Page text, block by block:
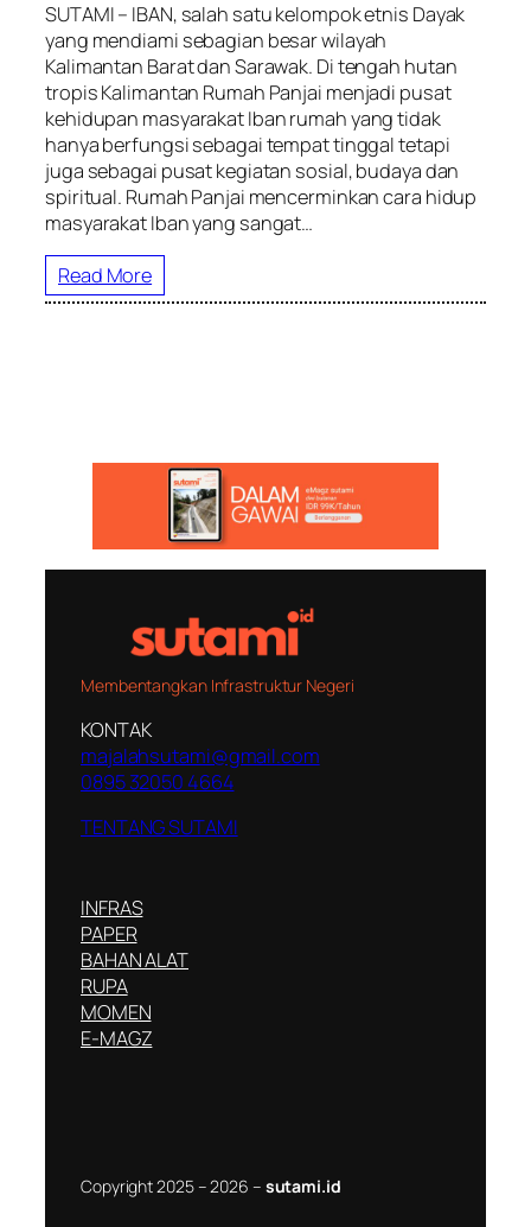
SUTAMI – IBAN, salah satu kelompok etnis Dayak
yang mendiami sebagian besar wilayah
Kalimantan Barat dan Sarawak. Di tengah hutan
tropis Kalimantan Rumah Panjai menjadi pusat
kehidupan masyarakat Iban rumah yang tidak
hanya berfungsi sebagai tempat tinggal tetapi
juga sebagai pusat kegiatan sosial, budaya dan
spiritual. Rumah Panjai mencerminkan cara hidup
masyarakat Iban yang sangat…
Read More
Membentangkan Infrastruktur Negeri
KONTAK
majalahsutami@gmail.com
0895 32050 4664
TENTANG SUTAMI
INFRAS
PAPER
BAHAN ALAT
RUPA
MOMEN
E-MAGZ
Copyright 2025 – 2026 – sutami.id